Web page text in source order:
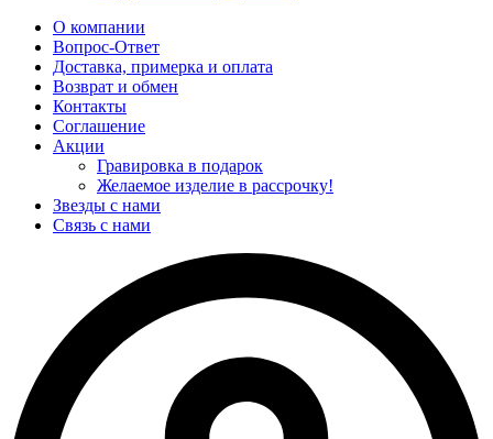
О компании
Вопрос-Ответ
Доставка, примерка и оплата
Возврат и обмен
Контакты
Соглашение
Акции
Гравировка в подарок
Желаемое изделие в рассрочку!
Звезды с нами
Связь с нами